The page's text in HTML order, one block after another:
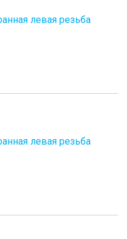
левая резьба
левая резьба